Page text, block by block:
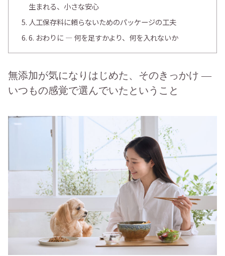
生まれる、小さな安心
人工保存料に頼らないためのパッケージの工夫
6. おわりに ― 何を足すかより、何を入れないか
無添加が気になりはじめた、そのきっかけ ―
いつもの感覚で選んでいたということ